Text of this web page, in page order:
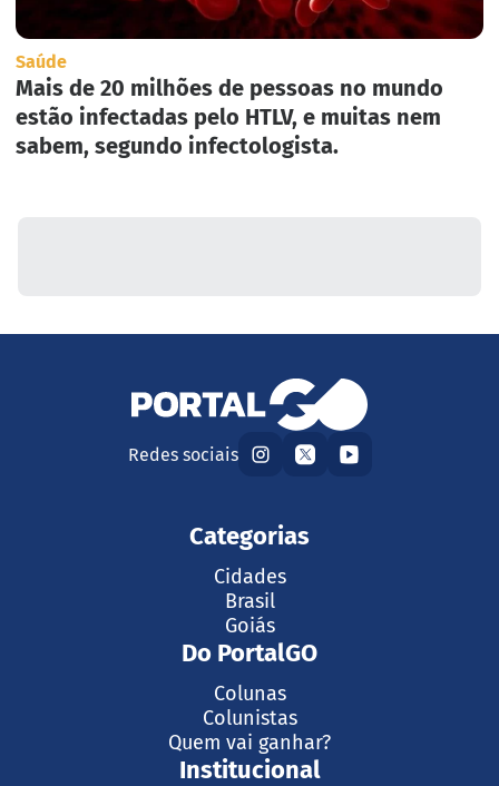
Saúde
Mais de 20 milhões de pessoas no mundo
estão infectadas pelo HTLV, e muitas nem
sabem, segundo infectologista.
Redes sociais
Categorias
Cidades
Brasil
Goiás
Do PortalGO
Colunas
Colunistas
Quem vai ganhar?
Institucional